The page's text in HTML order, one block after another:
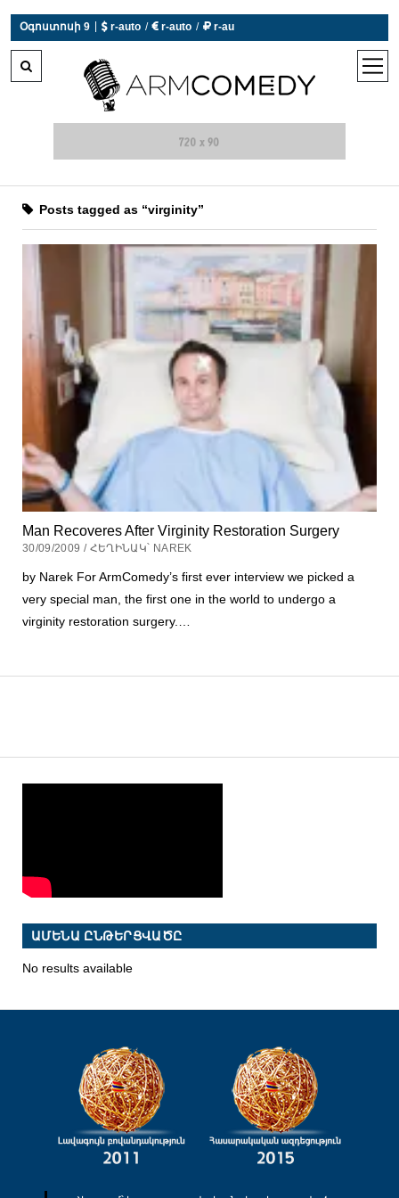
Օգոստոսի 9  r-auto /  r-auto /  r-au
open
Posts tagged as “virginity”
Man Recoveres After Virginity Restoration Surgery
30/09/2009 / ՀԵՂԻՆԱԿ՝ NAREK
by Narek For ArmComedy’s first ever interview we picked a
very special man, the first one in the world to undergo a
virginity restoration surgery.…
ԱՄԵՆԱ ԸՆԹԵՐՑՎԱԾԸ
No results available